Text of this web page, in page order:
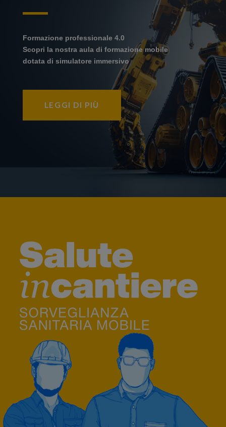
Formazione professionale 4.0
Scopri la nostra aula di formazione mobile
dotata di simulatore immersivo
LEGGI DI PIÙ